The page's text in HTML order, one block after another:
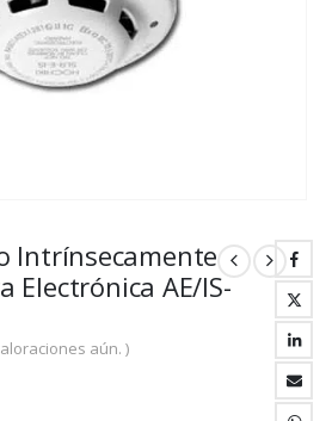
Intrínsecamente
Electrónica AE/IS-
aún. )